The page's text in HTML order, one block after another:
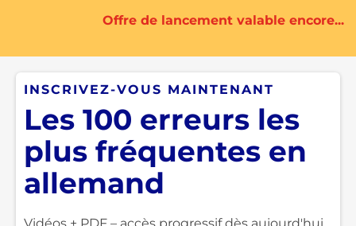
Offre de lancement valable encore...
INSCRIVEZ-VOUS MAINTENANT
Les 100 erreurs les
plus fréquentes en
allemand